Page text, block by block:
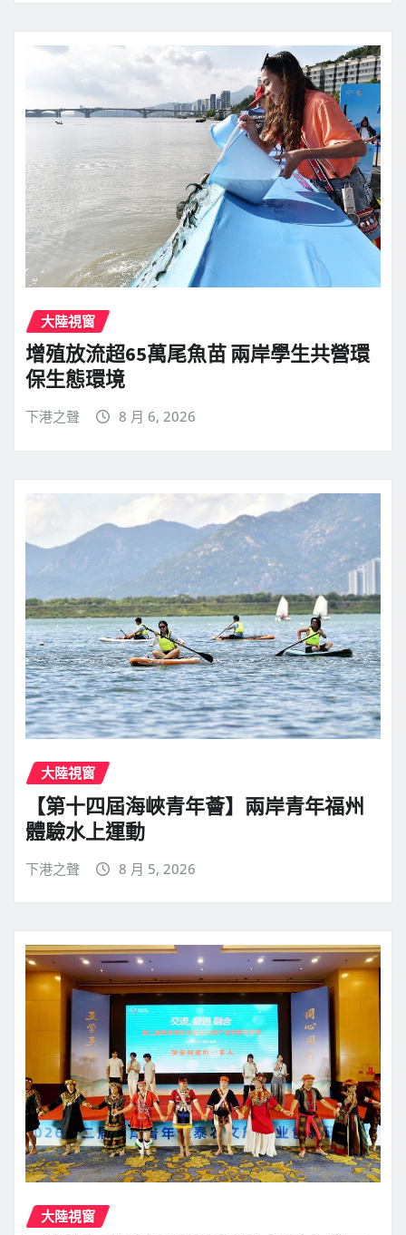
大陸視窗
增殖放流超65萬尾魚苗 兩岸學生共營環
保生態環境
下港之聲 8 月 6, 2026
大陸視窗
【第十四屆海峽青年薈】兩岸青年福州
體驗水上運動
下港之聲 8 月 5, 2026
大陸視窗